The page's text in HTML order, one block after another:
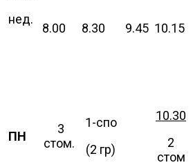
нед.
8.00 8.30 9.45 10.15
ПН
3
стом.
1-спо
(2 гр)
10.30
2
стом